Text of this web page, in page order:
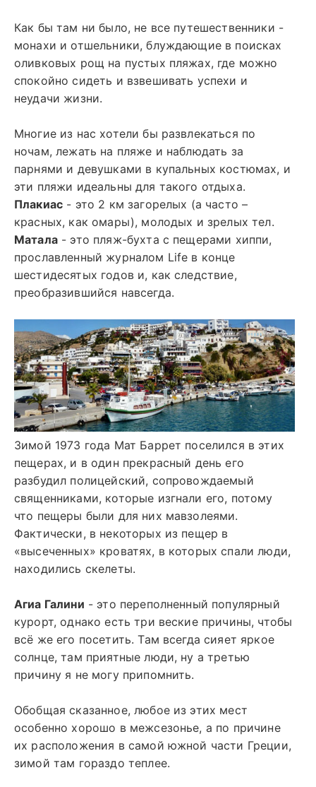
Как бы там ни было, не все путешественники -
монахи и отшельники, блуждающие в поисках
оливковых рощ на пустых пляжах, где можно
спокойно сидеть и взвешивать успехи и
неудачи жизни.
Многие из нас хотели бы развлекаться по
ночам, лежать на пляже и наблюдать за
парнями и девушками в купальных костюмах, и
эти пляжи идеальны для такого отдыха.
Плакиас - это 2 км загорелых (а часто –
красных, как омары), молодых и зрелых тел.
Матала- это пляж-бухта с пещерами хиппи,
прославленный журналом Life в конце
шестидесятых годов и, как следствие,
преобразившийся навсегда.
Зимой 1973 года Мат Баррет поселился в этих
пещерах, и в один прекрасный день его
разбудил полицейский, сопровождаемый
священниками, которые изгнали его, потому
что пещеры были для них мавзолеями.
Фактически, в некоторых из пещер в
«высеченных» кроватях, в которых спали люди,
находились скелеты.
Агиа Галини - это переполненный популярный
курорт, однако есть три веские причины, чтобы
всё же его посетить. Там всегда сияет яркое
солнце, там приятные люди, ну а третью
причину я не могу припомнить.
Обобщая сказанное, любое из этих мест
особенно хорошо в межсезонье, а по причине
их расположения в самой южной части Греции,
зимой там гораздо теплее.